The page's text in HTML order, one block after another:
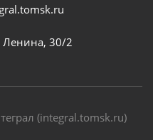
Ленина, 30/2
(integral.tomsk.ru)